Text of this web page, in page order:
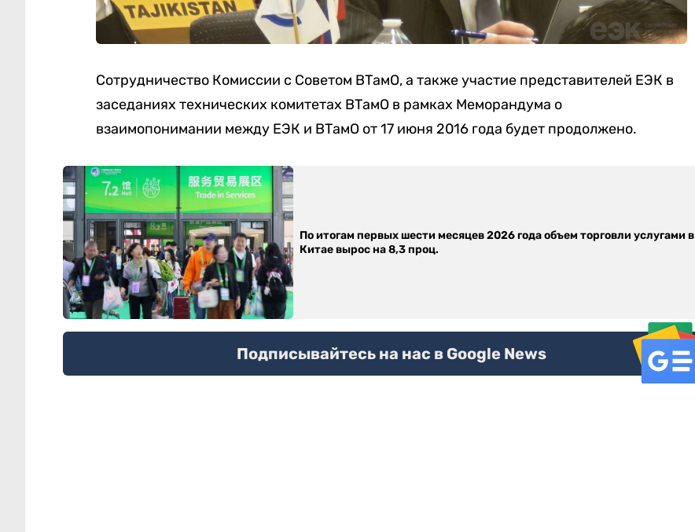
Сотрудничество Комиссии с Советом ВТамО, а также участие представителей ЕЭК в
заседаниях технических комитетах ВТамО в рамках Меморандума о
взаимопонимании между ЕЭК и ВТамО от 17 июня 2016 года будет продолжено.
По итогам первых шести месяцев 2026 года объем торговли услугами в
Китае вырос на 8,3 проц.
Подписывайтесь на нас в Google News